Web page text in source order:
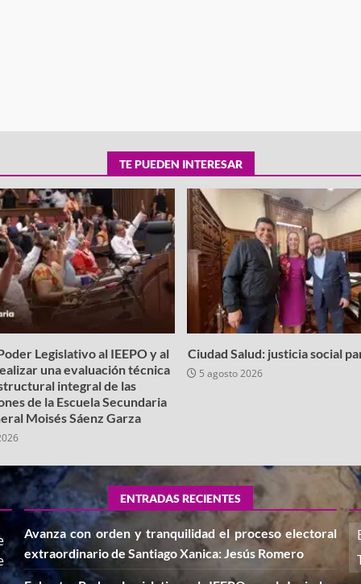
TE PUEDEN INTERESAR
Legislativo al IEEPO y al
una evaluación técnica
integral de las
de la Escuela Secundaria
Moisés Sáenz Garza
Ciudad Salud: justicia social
5 agosto 2026
ENTRADAS RECIENTES
Avanza con orden y tranquilidad el proceso electoral
extraordinario de Santiago Xanica: Jesús Romero